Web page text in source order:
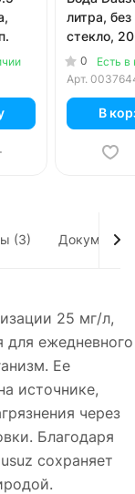
литра, без
стекло,
0
Есть в
Арт.
В
(3) Документы
25 мг/л,
для ежедневного
Ее
источнике,
через
Благодаря
сохраняет